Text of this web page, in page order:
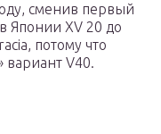
сменив первый
Японии XV 20 до
потому что
вариант V40.